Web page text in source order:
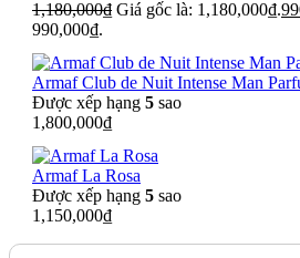
1,180,000₫ Giá gốc là: 1,180,000₫.
990,000₫.
Armaf Club de Nuit Intense Man
Được xếp hạng 5 sao
1,800,000₫
Armaf La Rosa
Được xếp hạng 5 sao
1,150,000₫